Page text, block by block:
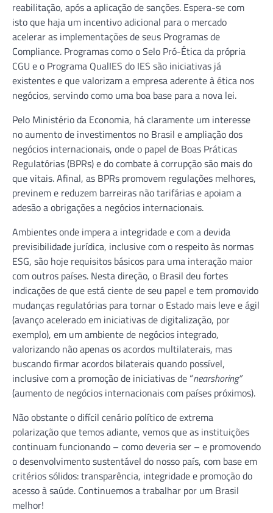
reabilitação, após a aplicação de sanções. Espera-se com
isto que haja um incentivo adicional para o mercado
acelerar as implementações de seus Programas de
Compliance. Programas como o Selo Pró-Ética da própria
CGU e o Programa QualIES do IES são iniciativas já
existentes e que valorizam a empresa aderente à ética nos
negócios, servindo como uma boa base para a nova lei.
Pelo Ministério da Economia, há claramente um interesse
no aumento de investimentos no Brasil e ampliação dos
negócios internacionais, onde o papel de Boas Práticas
Regulatórias (BPRs) e do combate à corrupção são mais do
que vitais. Afinal, as BPRs promovem regulações melhores,
previnem e reduzem barreiras não tarifárias e apoiam a
adesão a obrigações a negócios internacionais.
Ambientes onde impera a integridade e com a devida
previsibilidade jurídica, inclusive com o respeito às normas
ESG, são hoje requisitos básicos para uma interação maior
com outros países. Nesta direção, o Brasil deu fortes
indicações de que está ciente de seu papel e tem promovido
mudanças regulatórias para tornar o Estado mais leve e ágil
(avanço acelerado em iniciativas de digitalização, por
exemplo), em um ambiente de negócios integrado,
valorizando não apenas os acordos multilaterais, mas
buscando firmar acordos bilaterais quando possível,
inclusive com a promoção de iniciativas de “nearshoring”
(aumento de negócios internacionais com países próximos).
Não obstante o difícil cenário político de extrema
polarização que temos adiante, vemos que as instituições
continuam funcionando – como deveria ser – e promovendo
o desenvolvimento sustentável do nosso país, com base em
critérios sólidos: transparência, integridade e promoção do
acesso à saúde. Continuemos a trabalhar por um Brasil
melhor!